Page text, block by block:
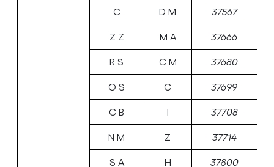
C D M 37567
Z Z M A 37666
R S C M 37680
O S C 37699
C B I 37708
N M Z 37714
S A H 37800